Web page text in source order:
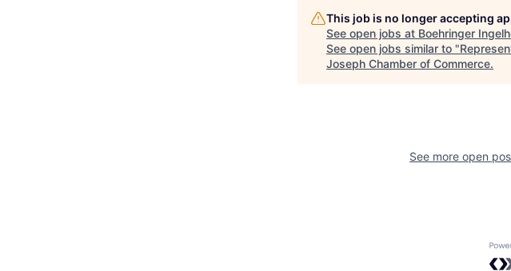
This job is no longer accepting
See open jobs at Boehringer
See open jobs similar to "
Joseph Chamber of Commerce.
See more open